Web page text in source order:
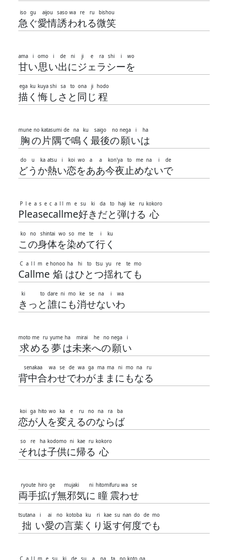
急
iso
ぐ
gu
愛情
aijou
誘
saso
わ
wa
れ
re
る
ru
微笑
bishou
甘
ama
い
i
思
omo
い
i
出
de
に
ni
ジ
ji
ェ
e
ラ
ra
シ
shi
ー
i
を
wo
描
ega
く
ku
悔
kuya
し
shi
さ
sa
と
to
同
ona
じ
ji
程
hodo
胸
mune
の
no
片隅
katasumi
で
de
鳴
na
く
ku
最後
saigo
の
no
願
nega
い
i
は
ha
ど
do
う
u
か
ka
熱
atsu
い
i
恋
koi
を
wo
あ
a
あ
a
今夜
kon'ya
止
to
め
me
な
na
い
i
で
de
P
P
l
l
e
e
a
a
s
s
e
e
c
c
a
a
l
l
l
l
m
m
e
e
好
su
き
ki
だ
da
と
to
弾
haji
け
ke
る
ru
心
kokoro
こ
ko
の
no
身体
shintai
を
wo
染
so
め
me
て
te
行
i
く
ku
C
C
a
a
l
l
l
l
m
m
e
e
焔
honoo
は
ha
ひ
hi
と
to
つ
tsu
揺
yu
れ
re
て
te
も
mo
き
ki
っと
to
誰
dare
に
ni
も
mo
消
ke
せ
se
な
na
い
i
わ
wa
求
moto
め
me
る
ru
夢
yume
は
ha
未来
mirai
へ
he
の
no
願
nega
い
i
背中合
senakaa
わ
wa
せ
se
で
de
わ
wa
が
ga
ま
ma
ま
ma
に
ni
も
mo
な
na
る
ru
恋
koi
が
ga
人
hito
を
wo
変
ka
え
e
る
ru
の
no
な
na
ら
ra
ば
ba
そ
so
れ
re
は
ha
子供
kodomo
に
ni
帰
kae
る
ru
心
kokoro
両手
ryoute
拡
hiro
げ
ge
無邪気
mujaki
に
ni
瞳
hitomi
震
furu
わ
wa
せ
se
拙
tsutana
い
i
愛
ai
の
no
言葉
kotoba
く
ku
り
ri
返
kae
す
su
何
nan
度
do
で
de
も
mo